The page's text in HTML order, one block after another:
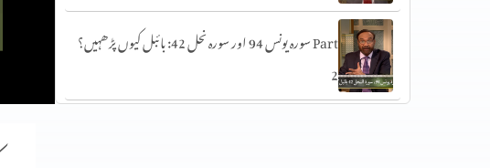
سورہ یونس 94 اور سورہ نحل 42: بائبل کیوں پڑھہیں؟ Part
2